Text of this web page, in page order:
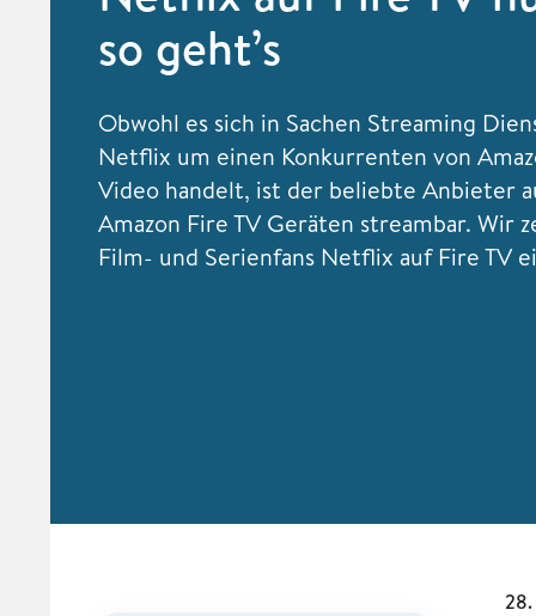
so geht’s
Obwohl es sich in Sachen Streaming
Netflix um einen Konkurrenten von
Video handelt, ist der beliebte Anbieter
Amazon Fire TV Geräten streambar. Wir
Film- und Serienfans Netflix auf Fire TV